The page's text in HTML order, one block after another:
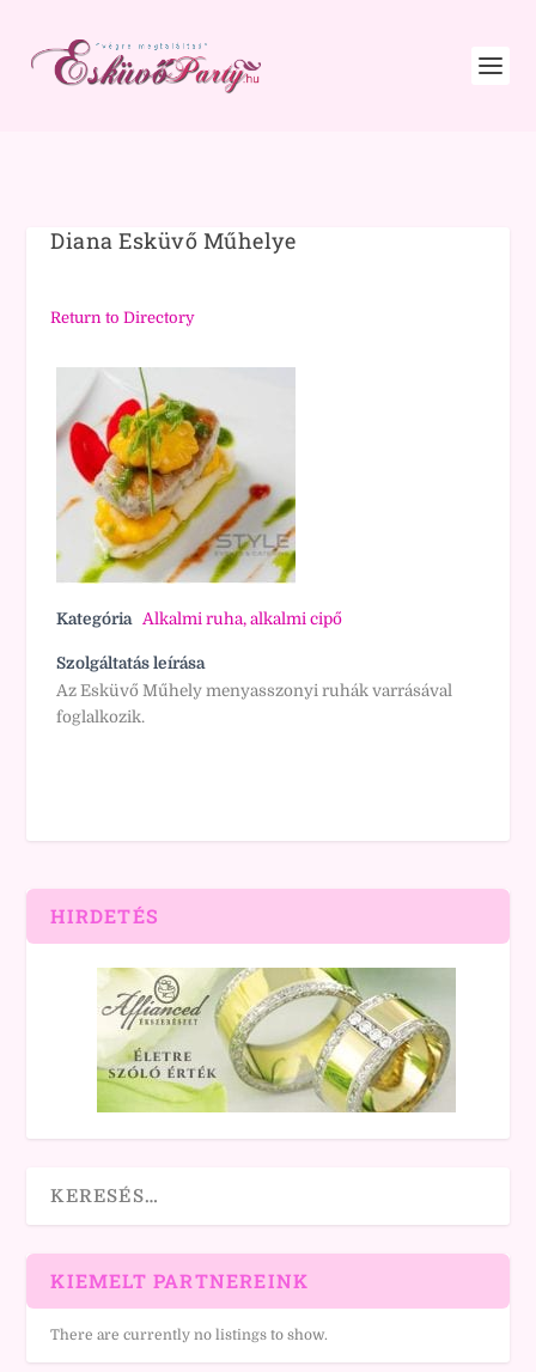
Diana Esküvő Műhelye
Return to Directory
Kategória Alkalmi ruha, alkalmi cipő
Szolgáltatás leírása
Az Esküvő Műhely menyasszonyi ruhák varrásával
foglalkozik.
HIRDETÉS
KIEMELT PARTNEREINK
There are currently no listings to show.